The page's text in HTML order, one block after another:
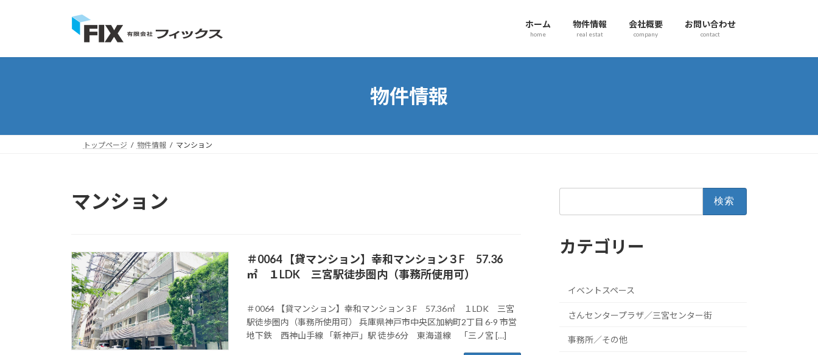
プ
動
ホーム
home
物件情報
real estat
会社概要
company
お問い合わせ
contact
物件情報
トップページ 物件情報 マンション
マンション
＃0064 【貸マンション】幸和マンション３F 57.36
㎡ １LDK 三宮駅徒歩圏内（事務所使用可）
＃0064 【貸マンション】幸和マンション３F 57.36㎡ １LDK 三宮
駅徒歩圏内（事務所使用可） 兵庫県神戸市中央区加納町2丁目 6-9 市営
地下鉄 西神山手線 「新神戸」駅 徒歩6分 東海道線 「三ノ宮 […]
カテゴリー
イベントスペース
さんセンタープラザ／三宮センター街
事務所／その他